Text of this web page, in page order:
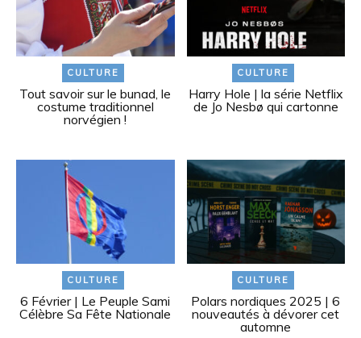
CULTURE
Tout savoir sur le bunad, le
costume traditionnel
norvégien !
CULTURE
Harry Hole | la série Netflix
de Jo Nesbø qui cartonne
CULTURE
6 Février | Le Peuple Sami
Célèbre Sa Fête Nationale
CULTURE
Polars nordiques 2025 | 6
nouveautés à dévorer cet
automne